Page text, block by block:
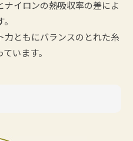
イロンの熱吸収率の差によ
ともにバランスのとれた糸
います。